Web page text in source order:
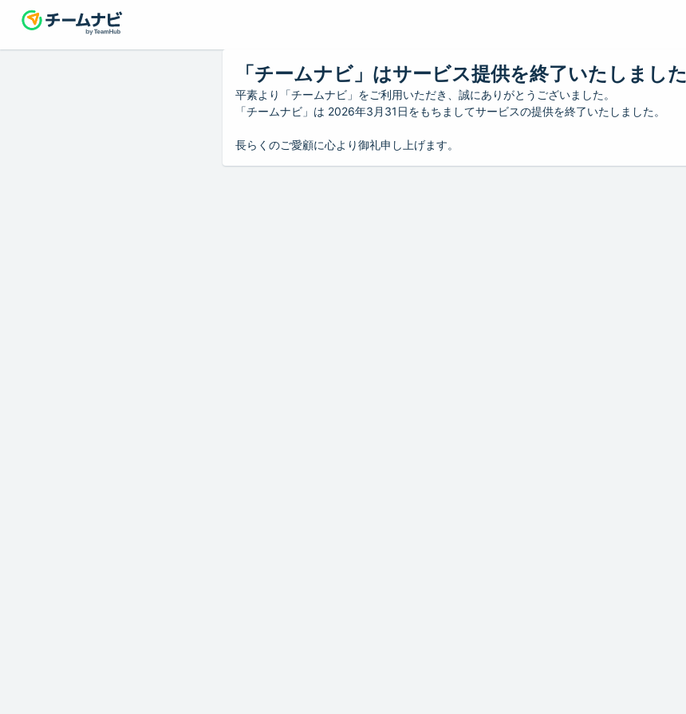
「チームナビ」はサービス提供を終了いたしました
平素より「チームナビ」をご利用いただき、誠にありがとうございました。
「チームナビ」は 2026年3月31日をもちましてサービスの提供を終了いたしました。
長らくのご愛顧に心より御礼申し上げます。